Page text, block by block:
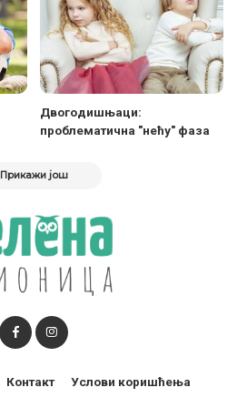
Двогодишњаци:
проблематична "нећу" фаза
Прикажи још
Контакт Услови коришћења